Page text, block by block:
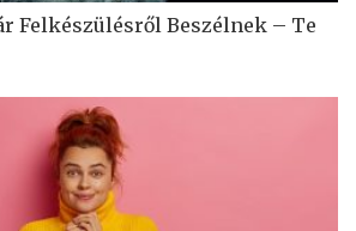
Felkészülésről Beszélnek – Te